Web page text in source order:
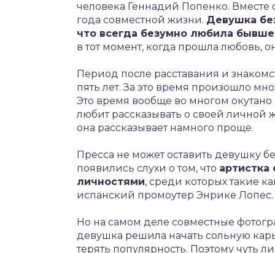
человека Геннадий Попенко.
года совместной жизни. Девушка
что всегда безумно любила
в тот момент, когда прошла любовь,
Период после расставания и
пять лет. За это время произошло
Это время вообще во многом
любит рассказывать о своей личной
она рассказывает намного проще.
Пресса не может оставить девушку
появились слухи о том, что
личностями, среди которых такие
испанский промоутер Энрике Лопес.
Но на самом деле совместные
девушка решила начать сольную
терять популярность. Поэтому чуть